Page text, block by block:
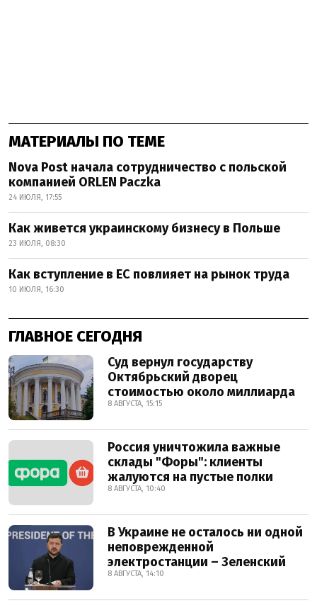
МАТЕРИАЛЫ ПО ТЕМЕ
Nova Post начала сотрудничество с польской
компанией ORLEN Paczka
24 ИЮЛЯ, 17:55
Как живется украинскому бизнесу в Польше
23 ИЮЛЯ, 08:30
Как вступление в ЕС повлияет на рынок труда
10 ИЮЛЯ, 16:30
ГЛАВНОЕ СЕГОДНЯ
Суд вернул государству
Октябрьский дворец
стоимостью около миллиарда
8 АВГУСТА, 15:15
Россия уничтожила важные
склады "Форы": клиенты
жалуются на пустые полки
8 АВГУСТА, 10:40
В Украине не осталось ни одной
неповрежденной
электростанции – Зеленский
8 АВГУСТА, 14:10